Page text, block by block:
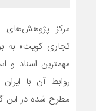
مرکز پژوهش­‌های
تجاری کویت» به
مهمترین اسناد و
روابط آن با
مطرح شده در این